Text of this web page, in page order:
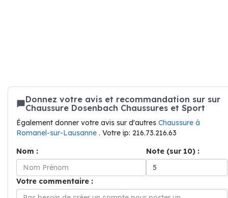
Donnez votre avis et recommandation sur sur
Chaussure Dosenbach Chaussures et Sport
Également donner votre avis sur d'autres Chaussure à
Romanel-sur-Lausanne . Votre ip: 216.73.216.63
Nom :
Note (sur 10) :
Votre commentaire :